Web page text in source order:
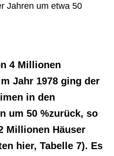
Jahren um etwa 50
4 Millionen
Jahr 1978 ging der
in den
um 50 %zurück, so
Millionen Häuser
hier, Tabelle 7). Es